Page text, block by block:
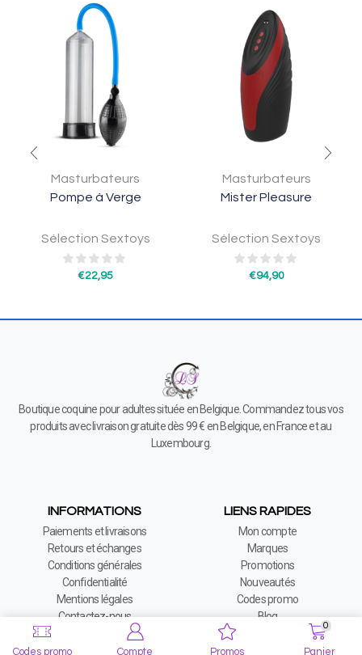
Masturbateurs
Pompe à Verge
Sélection Sextoys
€22,95
Masturbateurs
Mister Pleasure
Sélection Sextoys
€94,90
Codes promo Compte Promos
0
Panier
Boutique coquine pour adultes située en Belgique. Commandez tous vos
produits avec livraison gratuite dès 99 € en Belgique, en France et au
Luxembourg.
INFORMATIONS
Paiements et livraisons
Retours et échanges
Conditions générales
Confidentialité
Mentions légales
Contactez-nous
LIENS RAPIDES
Mon compte
Marques
Promotions
Nouveautés
Codes promo
Blog